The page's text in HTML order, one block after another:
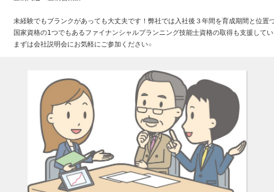
未経験でもブランクがあっても大丈夫です！弊社では入社後３年間を育成期間と位
国家資格の1つでもあるファイナンシャルプランニング技能士資格の取得も支援して
まずは会社説明会にお気軽にご参加ください☆